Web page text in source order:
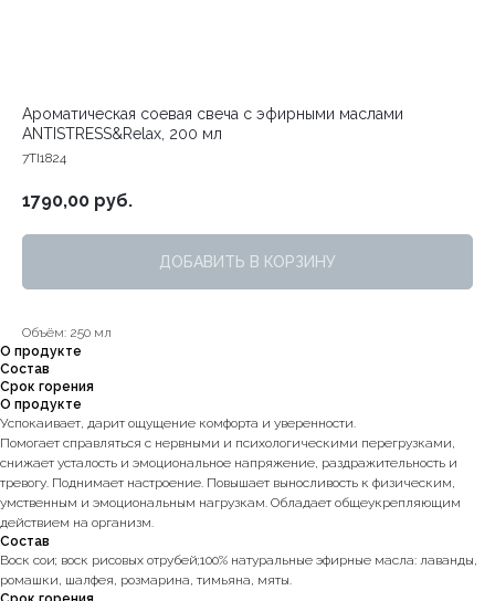
Ароматическая соевая свеча с эфирными маслами
ANTISTRESS&Relax, 200 мл
7TI1824
1790,00 руб.
ДОБАВИТЬ В КОРЗИНУ
Объём: 250 мл
О продукте
Состав
Срок горения
О продукте
Успокаивает, дарит ощущение комфорта и уверенности.
Помогает справляться с нервными и психологическими перегрузками,
снижает усталость и эмоциональное напряжение, раздражительность и
тревогу. Поднимает настроение. Повышает выносливость к физическим,
умственным и эмоциональным нагрузкам. Обладает общеукрепляющим
действием на организм.
Состав
Воск сои; воск рисовых отрубей;100% натуральные эфирные масла: лаванды,
ромашки, шалфея, розмарина, тимьяна, мяты.